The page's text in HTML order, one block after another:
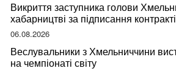
Викриття заступника голови
хабарництві за підписання
06.08.2026
Веслувальники з Хмельниччини
на чемпіонаті світу